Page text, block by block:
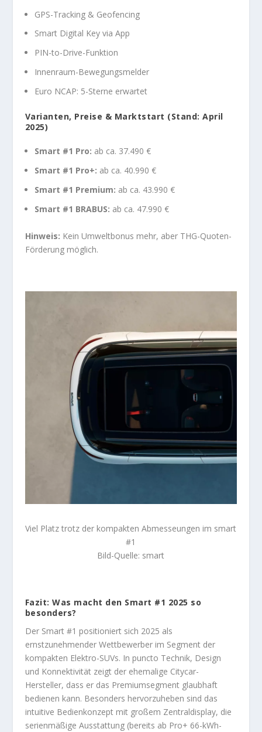
GPS-Tracking & Geofencing
Smart Digital Key via App
PIN-to-Drive-Funktion
Innenraum-Bewegungsmelder
Euro NCAP: 5-Sterne erwartet
Varianten, Preise & Marktstart (Stand: April
2025)
Smart #1 Pro: ab ca. 37.490 €
Smart #1 Pro+: ab ca. 40.990 €
Smart #1 Premium: ab ca. 43.990 €
Smart #1 BRABUS: ab ca. 47.990 €
Hinweis: Kein Umweltbonus mehr, aber THG-Quoten-
Förderung möglich.
Viel Platz trotz der kompakten Abmesseungen im smart
#1
Bild-Quelle: smart
Fazit: Was macht den Smart #1 2025 so
besonders?
Der Smart #1 positioniert sich 2025 als
ernstzunehmender Wettbewerber im Segment der
kompakten Elektro-SUVs. In puncto Technik, Design
und Konnektivität zeigt der ehemalige Citycar-
Hersteller, dass er das Premiumsegment glaubhaft
bedienen kann. Besonders hervorzuheben sind das
intuitive Bedienkonzept mit großem Zentraldisplay, die
serienmäßige Ausstattung (bereits ab Pro+ 66-kWh-